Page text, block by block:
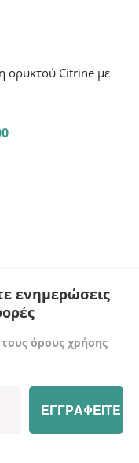
ορυκτού Citrine με
Η
ενημερώσεις
όρους χρήσης